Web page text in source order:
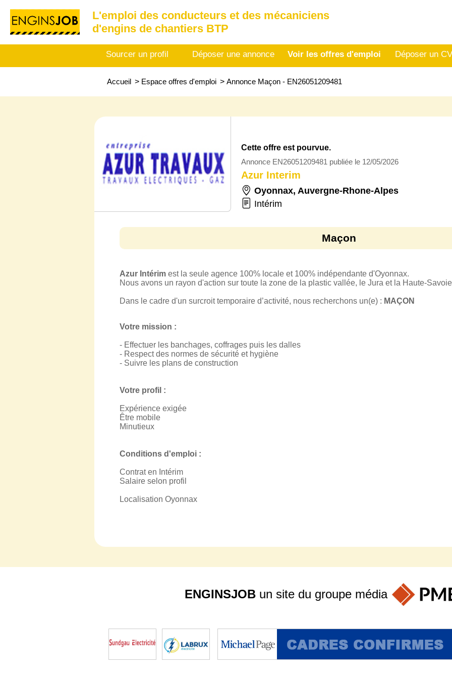
L'emploi des conducteurs et des mécaniciens
d'engins de chantiers BTP
Sourcer un profil Déposer une annonce Voir les offres d'emploi Déposer un CV
Accueil > Espace offres d'emploi > Annonce Maçon - EN26051209481
Cette offre est pourvue.
Annonce EN26051209481 publiée le 12/05/2026
Azur Interim
Oyonnax, Auvergne-Rhone-Alpes
Intérim
Maçon
Azur Intérim est la seule agence 100% locale et 100% indépendante d'Oyonnax.
Nous avons un rayon d'action sur toute la zone de la plastic vallée, le Jura et la Haute-
Dans le cadre d'un surcroit temporaire d’activité, nous recherchons un(e) : MAÇON
Votre mission :
- Effectuer les banchages, coffrages puis les dalles
- Respect des normes de sécurité et hygiène
- Suivre les plans de construction
Votre profil :
Expérience exigée
Être mobile
Minutieux
Conditions d'emploi :
Contrat en Intérim
Salaire selon profil
Localisation Oyonnax
ENGINSJOB un site du groupe média